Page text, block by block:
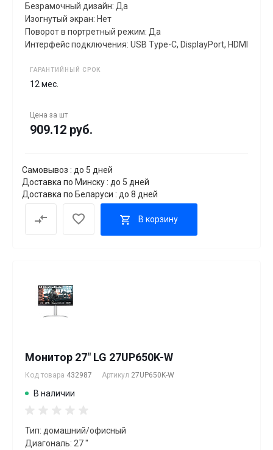
Безрамочный дизайн: Да
Изогнутый экран: Нет
Поворот в портретный режим: Да
Интерфейс подключения: USB Type-C, DisplayPort, HDMI
ГАРАНТИЙНЫЙ СРОК
12 мес.
Цена за шт
909.12 руб.
Самовывоз : до 5 дней
Доставка по Минску : до 5 дней
Доставка по Беларуси : до 8 дней
В корзину
Монитор 27" LG 27UP650K-W
Код товара 432987 Артикул 27UP650K-W
В наличии
Тип: домашний/офисный
Диагональ: 27 "